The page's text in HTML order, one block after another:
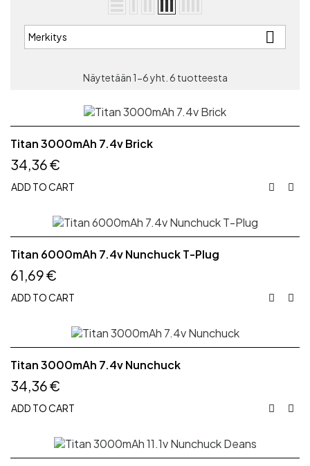
Merkitys 
Näytetään 1-6 yht. 6 tuotteesta
Titan 3000mAh 7.4v Brick
34,36 €
ADD TO CART  
Titan 6000mAh 7.4v Nunchuck T-Plug
61,69 €
ADD TO CART  
Titan 3000mAh 7.4v Nunchuck
34,36 €
ADD TO CART  